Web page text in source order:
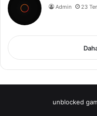
Admin 23
unblocked